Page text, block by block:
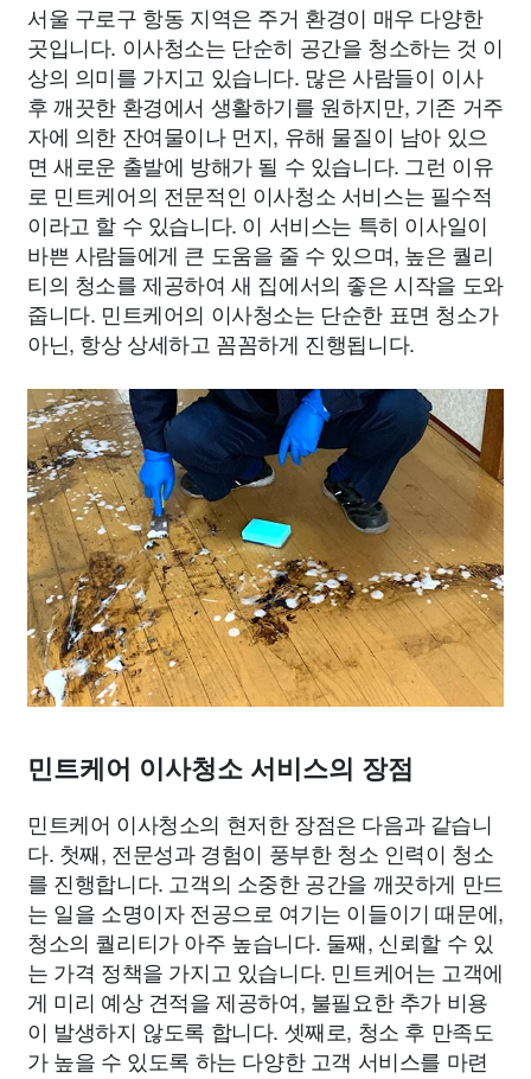
서울 구로구 항동 지역은 주거 환경이 매우 다양한
곳입니다. 이사청소는 단순히 공간을 청소하는 것 이
상의 의미를 가지고 있습니다. 많은 사람들이 이사
후 깨끗한 환경에서 생활하기를 원하지만, 기존 거주
자에 의한 잔여물이나 먼지, 유해 물질이 남아 있으
면 새로운 출발에 방해가 될 수 있습니다. 그런 이유
로 민트케어의 전문적인 이사청소 서비스는 필수적
이라고 할 수 있습니다. 이 서비스는 특히 이사일이
바쁜 사람들에게 큰 도움을 줄 수 있으며, 높은 퀄리
티의 청소를 제공하여 새 집에서의 좋은 시작을 도와
줍니다. 민트케어의 이사청소는 단순한 표면 청소가
아닌, 항상 상세하고 꼼꼼하게 진행됩니다.
민트케어 이사청소 서비스의 장점
민트케어 이사청소의 현저한 장점은 다음과 같습니
다. 첫째, 전문성과 경험이 풍부한 청소 인력이 청소
를 진행합니다. 고객의 소중한 공간을 깨끗하게 만드
는 일을 소명이자 전공으로 여기는 이들이기 때문에,
청소의 퀄리티가 아주 높습니다. 둘째, 신뢰할 수 있
는 가격 정책을 가지고 있습니다. 민트케어는 고객에
게 미리 예상 견적을 제공하여, 불필요한 추가 비용
이 발생하지 않도록 합니다. 셋째로, 청소 후 만족도
가 높을 수 있도록 하는 다양한 고객 서비스를 마련